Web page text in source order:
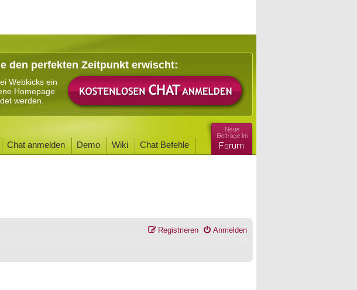
den perfekten Zeitpunkt erwischt:
Webkicks ein
Homepage
werden.
Chat anmelden Demo Wiki Chat Befehle
Anmelden
Registrieren